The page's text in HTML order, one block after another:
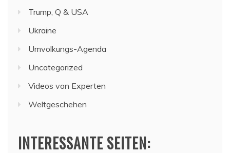
Trump, Q & USA
Ukraine
Umvolkungs-Agenda
Uncategorized
Videos von Experten
Weltgeschehen
INTERESSANTE SEITEN: